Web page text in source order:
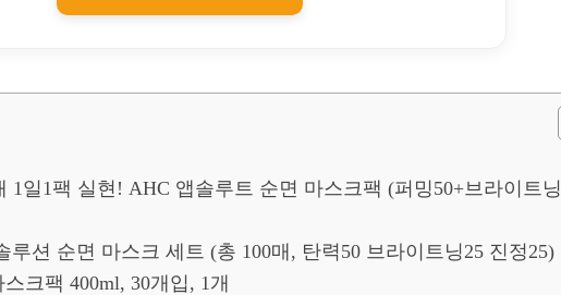
1일1팩 실현! AHC 앱솔루트 순면 마스크팩 (퍼밍50+브라이트닝
루션 순면 마스크 세트 (총 100매, 탄력50 브라이트닝25 진정25)
크팩 400ml, 30개입, 1개